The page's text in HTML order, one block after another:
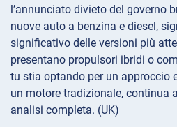
l’annunciato divieto del governo
nuove auto a benzina e diesel,
significativo delle versioni più
presentano propulsori ibridi o
tu stia optando per un approccio
un motore tradizionale, continua
analisi completa. (UK)